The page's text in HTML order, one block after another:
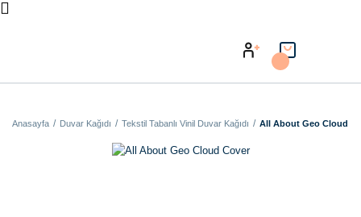
Anasayfa Duvar Kağıdı Tekstil Tabanlı Vinil Duvar Kağıdı All About Geo Cloud